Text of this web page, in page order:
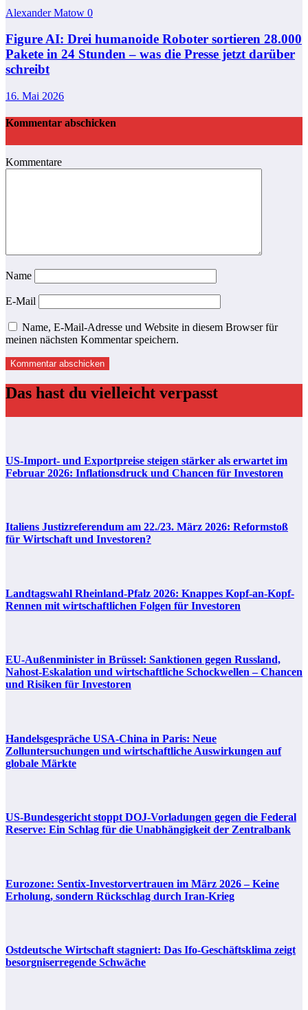
Alexander Matow 0
Figure AI: Drei humanoide Roboter sortieren 28.000
Pakete in 24 Stunden – was die Presse jetzt darüber
schreibt
16. Mai 2026
Kommentar abschicken
Kommentare
Name
E-Mail
Name, E-Mail-Adresse und Website in diesem Browser für
meinen nächsten Kommentar speichern.
Das hast du vielleicht verpasst
US-Import- und Exportpreise steigen stärker als erwartet im
Februar 2026: Inflationsdruck und Chancen für Investoren
Italiens Justizreferendum am 22./23. März 2026: Reformstoß
für Wirtschaft und Investoren?
Landtagswahl Rheinland-Pfalz 2026: Knappes Kopf-an-Kopf-
Rennen mit wirtschaftlichen Folgen für Investoren
EU-Außenminister in Brüssel: Sanktionen gegen Russland,
Nahost-Eskalation und wirtschaftliche Schockwellen – Chancen
und Risiken für Investoren
Handelsgespräche USA-China in Paris: Neue
Zolluntersuchungen und wirtschaftliche Auswirkungen auf
globale Märkte
US-Bundesgericht stoppt DOJ-Vorladungen gegen die Federal
Reserve: Ein Schlag für die Unabhängigkeit der Zentralbank
Eurozone: Sentix-Investorvertrauen im März 2026 – Keine
Erholung, sondern Rückschlag durch Iran-Krieg
Ostdeutsche Wirtschaft stagniert: Das Ifo-Geschäftsklima zeigt
besorgniserregende Schwäche